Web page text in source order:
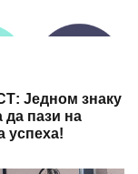
Једном знаку
да пази на
успеха!